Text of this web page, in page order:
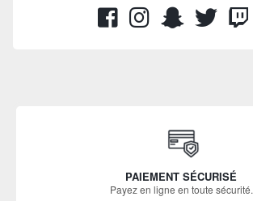
PAIEMENT SÉCURISÉ
Payez en ligne en toute sécurité.